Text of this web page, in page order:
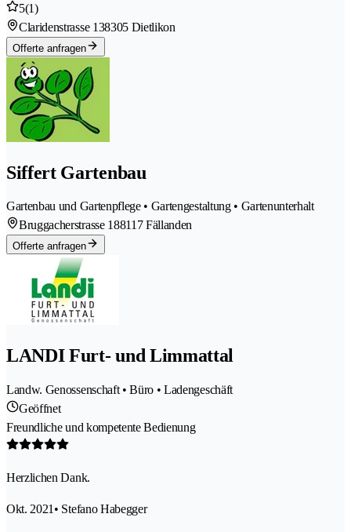
5(1)
Claridenstrasse 138305 Dietlikon
Offerte anfragen
Siffert Gartenbau
Gartenbau und Gartenpflege • Gartengestaltung • Gartenunterhalt
Bruggacherstrasse 188117 Fällanden
Offerte anfragen
LANDI Furt- und Limmattal
Landw. Genossenschaft • Büro • Ladengeschäft
Geöffnet
Freundliche und kompetente Bedienung
Herzlichen Dank.
Okt. 2021 • Stefano Habegger